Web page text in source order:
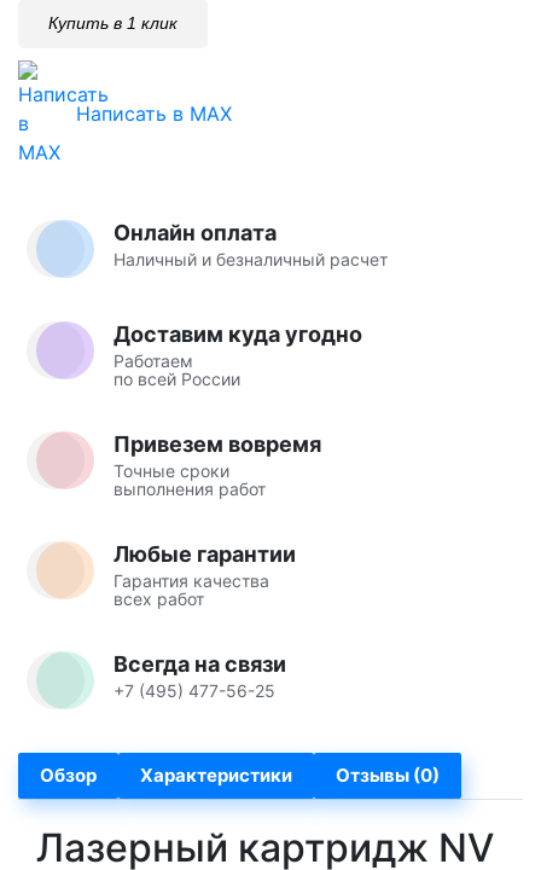
Купить в 1 клик
Написать в MAX
Онлайн оплата
Наличный и безналичный расчет
Доставим куда угодно
Работаем
по всей России
Привезем вовремя
Точные сроки
выполнения работ
Любые гарантии
Гарантия качества
всех работ
Всегда на связи
+7 (495) 477-56-25
Обзор Характеристики Отзывы (0)
Лазерный картридж NV